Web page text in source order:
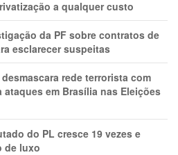
a qualquer custo
da PF sobre contratos de
esclarecer suspeitas
rede terrorista com
em Brasília nas Eleições
do PL cresce 19 vezes e
de luxo